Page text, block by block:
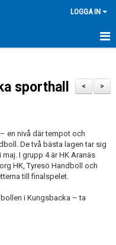
LOGGA IN
>
<
sporthall
en nivå där tempot och
De två bästa lagen tar sig
I grupp 4 är HK Aranäs
HK, Tyresö Handboll och
till finalspelet.
i Kungsbacka – ta